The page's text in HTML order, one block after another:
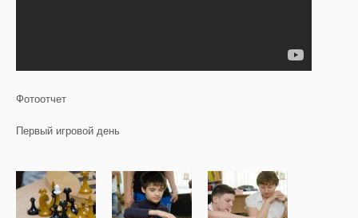
Фотоотчет
Первый игровой день